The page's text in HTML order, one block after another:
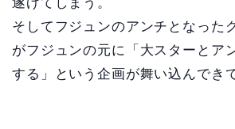
そしてフジュンのアンチとなった
がフジュンの元に「大スターとア
する」という企画が舞い込んでき